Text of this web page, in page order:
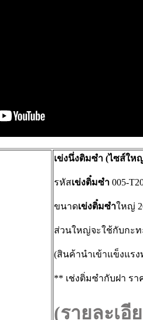
เข่งนึ่งติมซำ (ไซส์ให
รหัสเข่งติ๋มซำ 005-
ขนาดเข่งติ๋มซำใหญ่
ส่วนใหญ่จะใช้กับกะ
(สินค้านำเข้าแข็งแร
** เช่งติ่มซำกับฝา ร
(รายละเอี